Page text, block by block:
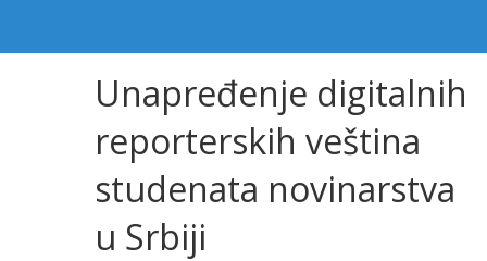
Unapređenje digitalnih
reporterskih veština
studenata novinarstva
u Srbiji